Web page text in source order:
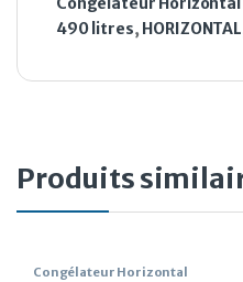
490 litres, HORIZONTAL
Produits
Congélateur Horizontal